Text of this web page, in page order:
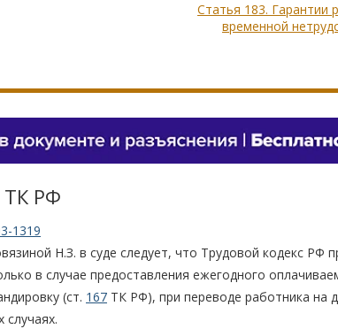
Статья 183. Гарантии
временной
TК РФ
1319
Н.З. в суде следует, что Трудовой кодекс РФ
в случае предоставления ежегодного
(ст. 167 ТК РФ), при переводе работника на
случаях.